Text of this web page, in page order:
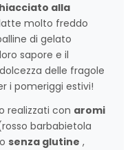
alla
molto freddo
di gelato
sapore e il
delle fragole
i pomeriggi estivi!
realizzati con aromi
barbabietola
senza glutine ,